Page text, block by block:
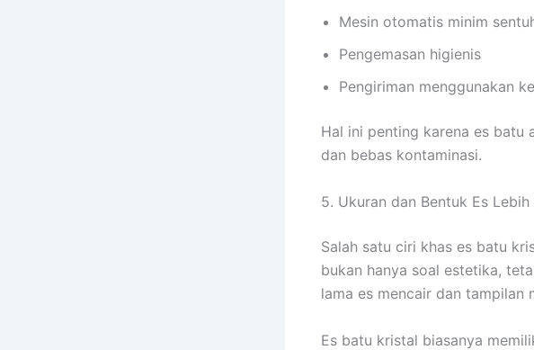
Mesin otomatis minim
Pengemasan higienis
Pengiriman menggunakan
Hal ini penting karena es batu
dan bebas kontaminasi.
5. Ukuran dan Bentuk Es Lebih
Salah satu ciri khas es batu
bukan hanya soal estetika,
lama es mencair dan tampilan
Es batu kristal biasanya